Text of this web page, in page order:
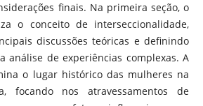
finais. Na primeira seção, o
o conceito de interseccionalidade,
discussões teóricas e definindo
análise de experiências complexas. A
o lugar histórico das mulheres na
focando nos atravessamentos de